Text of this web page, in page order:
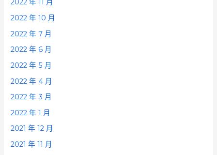
2022 年 11 月
2022 年 10 月
2022 年 7 月
2022 年 6 月
2022 年 5 月
2022 年 4 月
2022 年 3 月
2022 年 1 月
2021 年 12 月
2021 年 11 月